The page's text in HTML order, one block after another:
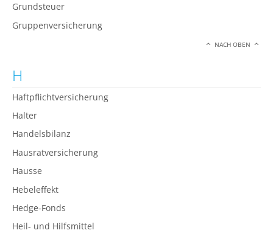
Grundsteuer
Gruppenversicherung
NACH OBEN
H
Haftpflichtversicherung
Halter
Handelsbilanz
Hausratversicherung
Hausse
Hebeleffekt
Hedge-Fonds
Heil- und Hilfsmittel